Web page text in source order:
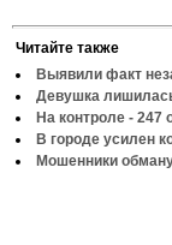
Читайте также
Выявили факт
Девушка
На контроле -
В городе усилен
Мошенники